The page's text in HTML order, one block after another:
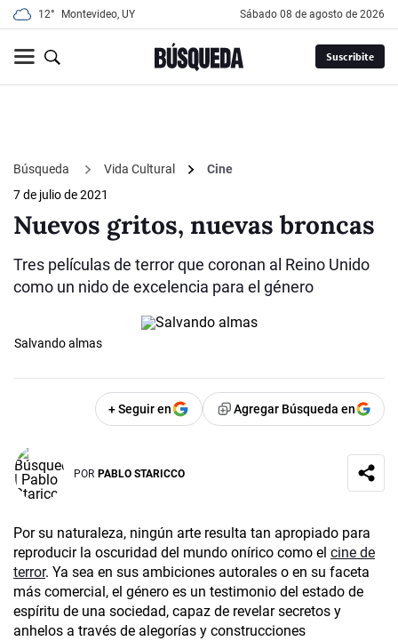
12° Montevideo, UY sábado 08 de agosto de 2026
Suscribite
Búsqueda Vida Cultural
Cine
7 de julio de 2021
Nuevos gritos, nuevas broncas
Tres películas de terror que coronan al Reino Unido
como un nido de excelencia para el género
Salvando almas
+ Seguir en Agregar Búsqueda en
POR PABLO STARICCO
Por su naturaleza, ningún arte resulta tan apropiado para
reproducir la oscuridad del mundo onírico como el cine de
terror. Ya sea en sus ambiciones autorales o en su faceta
más comercial, el género es un testimonio del estado de
espíritu de una sociedad, capaz de revelar secretos y
anhelos a través de alegorías y construcciones